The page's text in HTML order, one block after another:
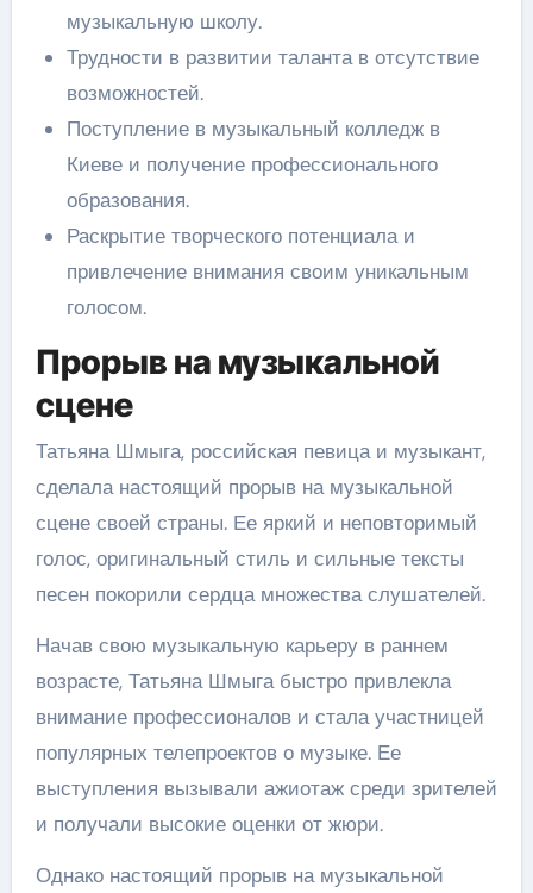
музыкальную школу.
Трудности в развитии таланта в отсутствие
возможностей.
Поступление в музыкальный колледж в
Киеве и получение профессионального
образования.
Раскрытие творческого потенциала и
привлечение внимания своим уникальным
голосом.
Прорыв на музыкальной
сцене
Татьяна Шмыга, российская певица и музыкант,
сделала настоящий прорыв на музыкальной
сцене своей страны. Ее яркий и неповторимый
голос, оригинальный стиль и сильные тексты
песен покорили сердца множества слушателей.
Начав свою музыкальную карьеру в раннем
возрасте, Татьяна Шмыга быстро привлекла
внимание профессионалов и стала участницей
популярных телепроектов о музыке. Ее
выступления вызывали ажиотаж среди зрителей
и получали высокие оценки от жюри.
Однако настоящий прорыв на музыкальной